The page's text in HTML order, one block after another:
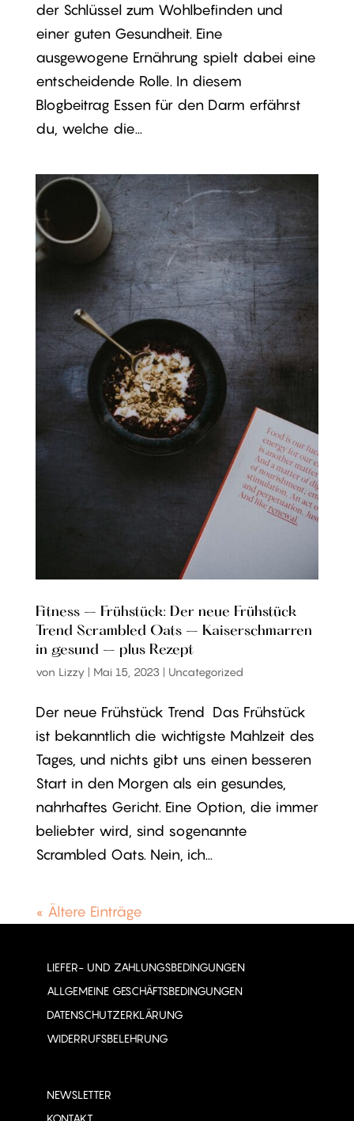
der Schlüssel zum Wohlbefinden und
einer guten Gesundheit. Eine
ausgewogene Ernährung spielt dabei eine
entscheidende Rolle. In diesem
Blogbeitrag Essen für den Darm erfährst
du, welche die...
Fitness – Frühstück: Der neue Frühstück
Trend Scrambled Oats – Kaiserschmarren
in gesund – plus Rezept
von Lizzy| Mai 15, 2023| Uncategorized
Der neue Frühstück Trend Das Frühstück
ist bekanntlich die wichtigste Mahlzeit des
Tages, und nichts gibt uns einen besseren
Start in den Morgen als ein gesundes,
nahrhaftes Gericht. Eine Option, die immer
beliebter wird, sind sogenannte
Scrambled Oats. Nein, ich...
« Ältere Einträge
LIEFER- UND ZAHLUNGSBEDINGUNGEN
ALLGEMEINE GESCHÄFTSBEDINGUNGEN
DATENSCHUTZERKLÄRUNG
WIDERRUFSBELEHRUNG
NEWSLETTER